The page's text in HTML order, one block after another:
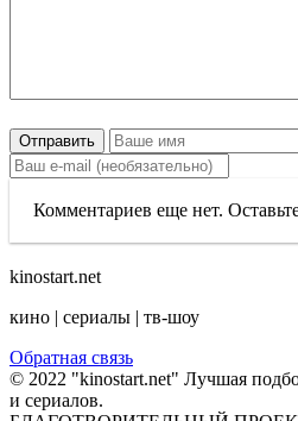
Отправить
Комментариев еще нет.
kinostart.net
кино | сериалы | тв-шоу
Обратная связь
© 2022 "kinostart.net" Лучшая
и сериалов.